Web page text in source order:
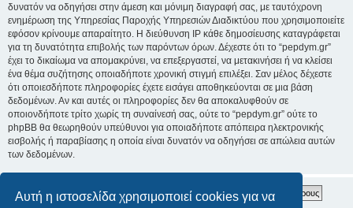
Αυτή η ιστοσελίδα χρησιμοποιεί cookies για να
δυνατόν να οδηγήσει στην άμεση και μόνιμη διαγραφή σας, με ταυτόχρονη
ενημέρωση της Υπηρεσίας Παροχής Υπηρεσιών Διαδικτύου που χρησιμοποιείτε
εφόσον κρίνουμε απαραίτητο. Η διεύθυνση IP κάθε δημοσίευσης καταγράφεται
για τη δυνατότητα επιβολής των παρόντων όρων. Δέχεστε ότι το “pepdym.gr”
έχει το δικαίωμα να απομακρύνει, να επεξεργαστεί, να μετακινήσει ή να κλείσει
ένα θέμα συζήτησης οποιαδήποτε χρονική στιγμή επιλέξει. Σαν μέλος δέχεστε
ότι οποιεσδήποτε πληροφορίες έχετε εισάγει αποθηκεύονται σε μια βάση
δεδομένων. Αν και αυτές οι πληροφορίες δεν θα αποκαλυφθούν σε
οποιονδήποτε τρίτο χωρίς τη συναίνεσή σας, ούτε το “pepdym.gr” ούτε το
phpBB θα θεωρηθούν υπεύθυνοι για οποιαδήποτε απόπειρα ηλεκτρονικής
εισβολής ή παραβίασης η οποία είναι δυνατόν να οδηγήσει σε απώλεια αυτών
των δεδομένων.